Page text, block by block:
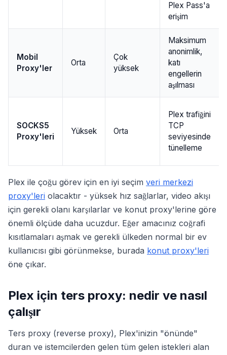
Plex Pass'a
erişim
Mobil
Proxy'ler
Orta
Çok
yüksek
Maksimum
anonimlik,
katı
engellerin
aşılması
SOCKS5
Proxy'leri
Yüksek Orta
Plex trafiğini
TCP
seviyesinde
tünelleme
Plex ile çoğu görev için en iyi seçim veri merkezi
proxy'leri olacaktır - yüksek hız sağlarlar, video akışı
için gerekli olanı karşılarlar ve konut proxy'lerine göre
önemli ölçüde daha ucuzdur. Eğer amacınız coğrafi
kısıtlamaları aşmak ve gerekli ülkeden normal bir ev
kullanıcısı gibi görünmekse, burada konut proxy'leri
öne çıkar.
Plex için ters proxy: nedir ve nasıl
çalışır
Ters proxy (reverse proxy), Plex'inizin "önünde"
duran ve istemcilerden gelen tüm gelen istekleri alan